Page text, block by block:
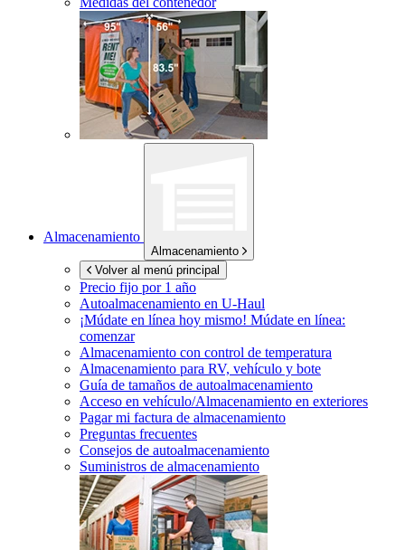
Almacenamiento
Almacenamiento
Volver al menú principal
Precio fijo por 1 año
Autoalmacenamiento en U-Haul
¡Múdate en línea hoy mismo! Múdate en línea:
comenzar
Almacenamiento con control de temperatura
Almacenamiento para RV, vehículo y bote
Guía de tamaños de autoalmacenamiento
Acceso en vehículo/Almacenamiento en exteriores
Pagar mi factura de almacenamiento
Preguntas frecuentes
Consejos de autoalmacenamiento
Suministros de almacenamiento